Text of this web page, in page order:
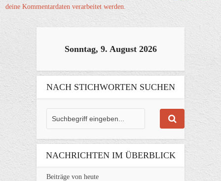
deine Kommentardaten verarbeitet werden.
Sonntag, 9. August 2026
NACH STICHWORTEN SUCHEN
NACHRICHTEN IM ÜBERBLICK
Beiträge von heute